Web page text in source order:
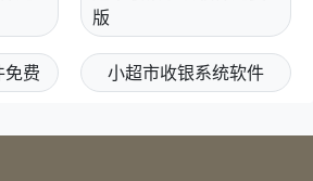
版
免费 小超市收银系统软件